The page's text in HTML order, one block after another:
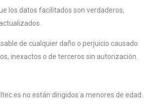
los datos facilitados son verdaderos,
de cualquier daño o perjuicio causado
inexactos o de terceros sin autorización.
no están dirigidos a menores de edad.